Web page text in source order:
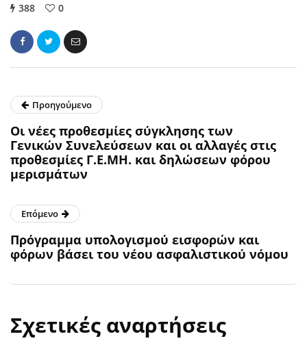
388 0
Προηγούμενο
Οι νέες προθεσμίες σύγκλησης των
Γενικών Συνελεύσεων και οι αλλαγές στις
προθεσμίες Γ.Ε.ΜΗ. και δηλώσεων φόρου
μερισμάτων
Επόμενο
Πρόγραμμα υπολογισμού εισφορών και
φόρων βάσει του νέου ασφαλιστικού νόμου
Σχετικές αναρτήσεις